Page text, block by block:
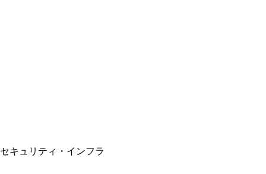
セキュリティ・インフラ